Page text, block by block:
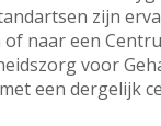
zijn
naar een
voor
een dergelijk